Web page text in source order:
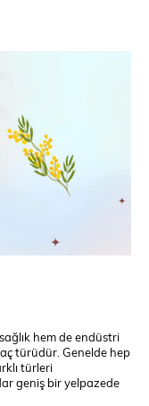
hem de endüstri
türüdür. Genelde hep
türleri
geniş bir yelpazede